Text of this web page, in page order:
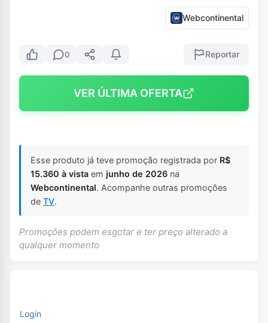
Webcontinental
0 Reportar
VER ÚLTIMA OFERTA
Esse produto já teve promoção registrada por R$
15.360 à vista em junho de 2026 na
Webcontinental. Acompanhe outras promoções
de TV.
Promoções podem esgotar e ter preço alterado a
qualquer momento
Login